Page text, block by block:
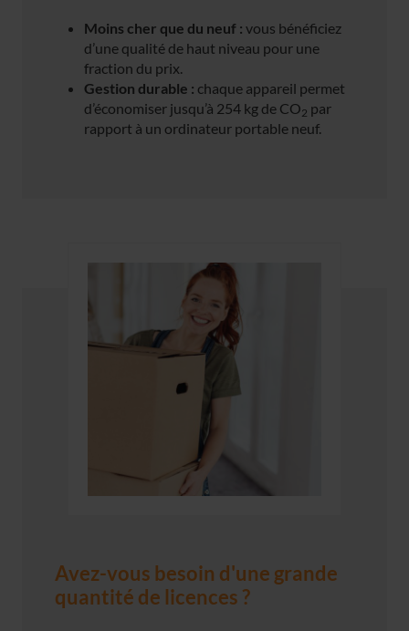
Moins cher que du neuf : vous bénéficiez
d’une qualité de haut niveau pour une
fraction du prix.
Gestion durable : chaque appareil permet
d’économiser jusqu’à 254 kg de CO2 par
rapport à un ordinateur portable neuf.
Avez-vous besoin d'une grande
quantité de licences ?